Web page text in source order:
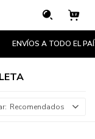
ENVÍOS A TODO EL
Recomendados